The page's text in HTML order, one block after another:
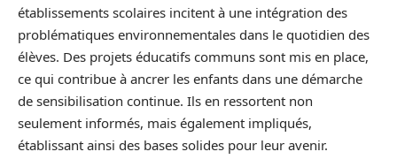
établissements scolaires incitent à une intégration des
problématiques environnementales dans le quotidien des
élèves. Des projets éducatifs communs sont mis en place,
ce qui contribue à ancrer les enfants dans une démarche
de sensibilisation continue. Ils en ressortent non
seulement informés, mais également impliqués,
établissant ainsi des bases solides pour leur avenir.